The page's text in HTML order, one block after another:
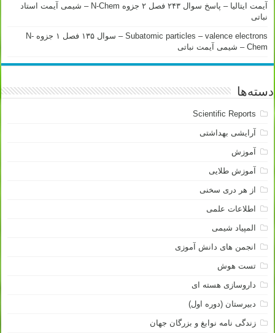
آیمت ایتالیا – پاسخ سوال ۲۴۳ فصل ۲ جزوه N-Chem – شیمی آیمت استاد
نباتی
Subatomic particles – valence electrons – سوال ۱۳۵ فصل ۱ جزوه N-
Chem – شیمی آیمت نباتی
دسته‌ها
Scientific Reports
آرایشی بهداشتی
آموزش
آموزش طلایی
از هر دری سخنی
اطلاعات علمی
المپیاد شیمی
انجمن های دانش آموزی
تست هوش
داروسازی هسته ای
دبیرستان (دوره اول)
زندگی نامه نوابغ و بزرگان جهان